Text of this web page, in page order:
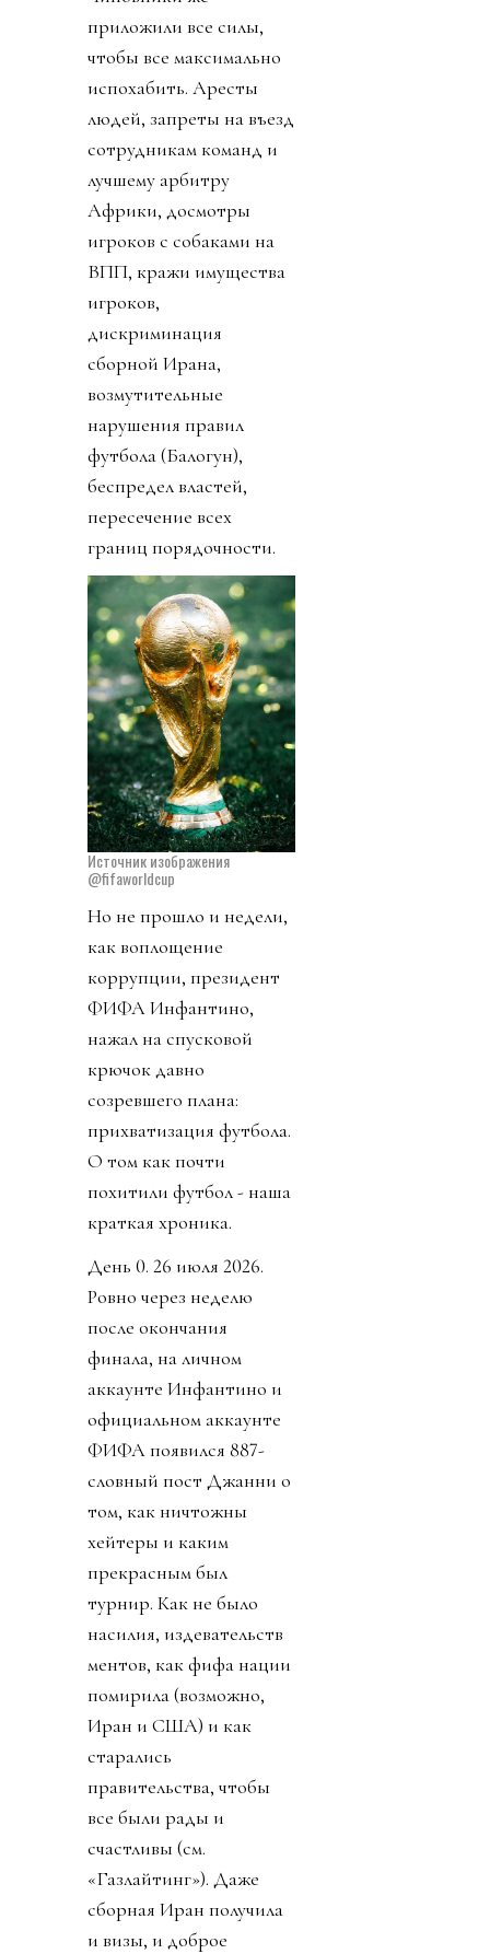
приложили все силы,
чтобы все максимально
испохабить. Аресты
людей, запреты на въезд
сотрудникам команд и
лучшему арбитру
Африки, досмотры
игроков с собаками на
ВПП, кражи имущества
игроков,
дискриминация
сборной Ирана,
возмутительные
нарушения правил
футбола (Балогун),
беспредел властей,
пересечение всех
границ порядочности.
Источник изображения
@fifaworldcup
Но не прошло и недели,
как воплощение
коррупции, президент
ФИФА Инфантино,
нажал на спусковой
крючок давно
созревшего плана:
прихватизация футбола.
О том как почти
похитили футбол - наша
краткая хроника.
День 0. 26 июля 2026.
Ровно через неделю
после окончания
финала, на личном
аккаунте Инфантино и
официальном аккаунте
ФИФА появился 887-
словный пост Джанни о
том, как ничтожны
хейтеры и каким
прекрасным был
турнир. Как не было
насилия, издевательств
ментов, как фифа нации
помирила (возможно,
Иран и США) и как
старались
правительства, чтобы
все были рады и
счастливы (см.
«Газлайтинг»). Даже
сборная Иран получила
и визы, и доброе